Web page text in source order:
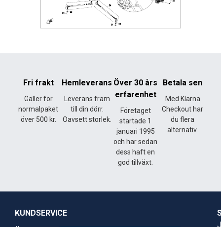
Fri frakt
Gäller för
normalpaket
över 500 kr.
Hemleverans
Leverans fram
till din dörr.
Oavsett storlek.
Över 30 års
erfarenhet
Företaget
startade 1
januari 1995
och har sedan
dess haft en
god tillväxt.
Betala sen
Med Klarna
Checkout har
du flera
alternativ.
KUNDSERVICE